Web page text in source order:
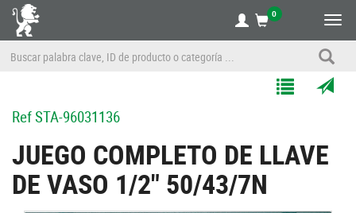
0
correo
a
Listas
RefSTA-96031136
JUEGO COMPLETO DE LLAVE
DE VASO 1/2" 50/43/7N